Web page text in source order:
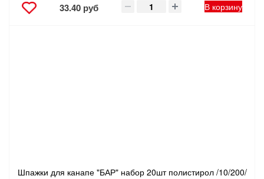
33.40 руб В корзину
Шпажки для канапе "БАР" набор 20шт полистирол /10/200/